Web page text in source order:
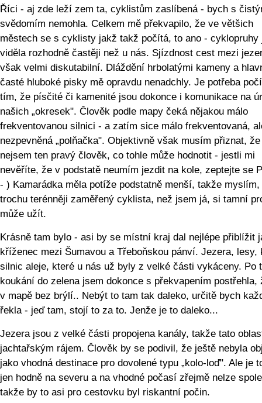
Říci - aj zde leží zem ta, cyklistům zaslíbená - bych s
svědomím nemohla. Celkem mě překvapilo, že ve většich
městech se s cyklisty jakž takž počítá, to ano - cyklopruhy
viděla rozhodně častěji než u nás. Sjízdnost cest mezi
však velmi diskutabilní. Dláždění hrbolatými kameny a
časté hluboké pisky mě opravdu nenadchly. Je potřeba
tím, že písčité či kamenité jsou dokonce i komunikace na
našich „okresek". Člověk podle mapy čeká nějakou málo
frekventovanou silnici - a zatím sice málo frekventovaná,
nezpevněná „polňačka". Objektivně však musím přiznat, že
nejsem ten pravý člověk, co tohle může hodnotit - jestli mi
nevěříte, že v podstatě neumím jezdit na kole, zeptejte se
- ) Kamarádka měla potíže podstatně menší, takže myslím,
trochu terénněji zaměřený cyklista, než jsem já, si tamní
může užít.
Krásně tam bylo - asi by se místní kraj dal nejlépe přiblížit
kříženec mezi Šumavou a Třeboňskou pánví. Jezera, lesy,
silnic aleje, které u nás už byly z velké části vykáceny. Po
koukání do zelena jsem dokonce s překvapením postřehla,
v mapě bez brýlí.. Nebýt to tam tak daleko, určitě bych
řekla - jeď tam, stojí to za to. Jenže je to daleko...
Jezera jsou z velké části propojena kanály, takže tato
jachtařským rájem. Člověk by se podivil, že ještě nebyla
jako vhodná destinace pro dovolené typu „kolo-loď". Ale je
jen hodně na severu a na vhodné počasí zřejmě nelze
takže by to asi pro cestovku byl riskantní počin.